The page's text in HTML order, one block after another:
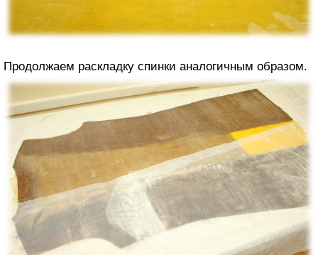
Продолжаем раскладку спинки аналогичным образом.